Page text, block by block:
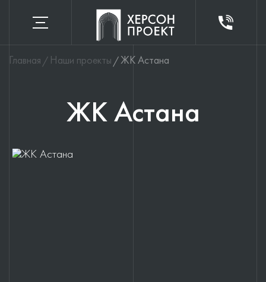
Главная Наши проекты ЖК Астана
ЖК Астана